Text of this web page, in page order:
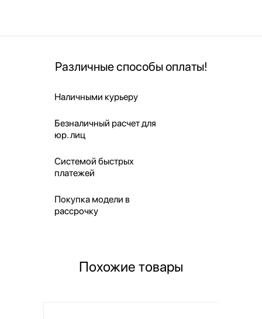
Различные способы оплаты!
Наличными курьеру
Безналичный расчет для
юр. лиц
Системой быстрых
платежей
Покупка модели в
рассрочку
Похожие товары